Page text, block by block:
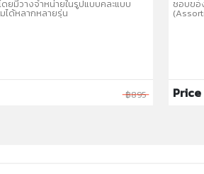
ยมีวางจำหน่ายในรูปแบบคละแบบ
ได้หลากหลายรุ่น
฿895
ชอบขอ